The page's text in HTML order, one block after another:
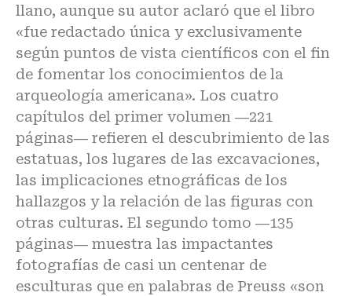
llano, aunque su autor aclaró que el libro
«fue redactado única y exclusivamente
según puntos de vista científicos con el fin
de fomentar los conocimientos de la
arqueología americana». Los cuatro
capítulos del primer volumen ―221
páginas― refieren el descubrimiento de las
estatuas, los lugares de las excavaciones,
las implicaciones etnográficas de los
hallazgos y la relación de las figuras con
otras culturas. El segundo tomo ―135
páginas― muestra las impactantes
fotografías de casi un centenar de
esculturas que en palabras de Preuss «son